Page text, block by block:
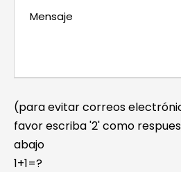
(para evitar correos
favor escriba '2' como
abajo
1+1=?